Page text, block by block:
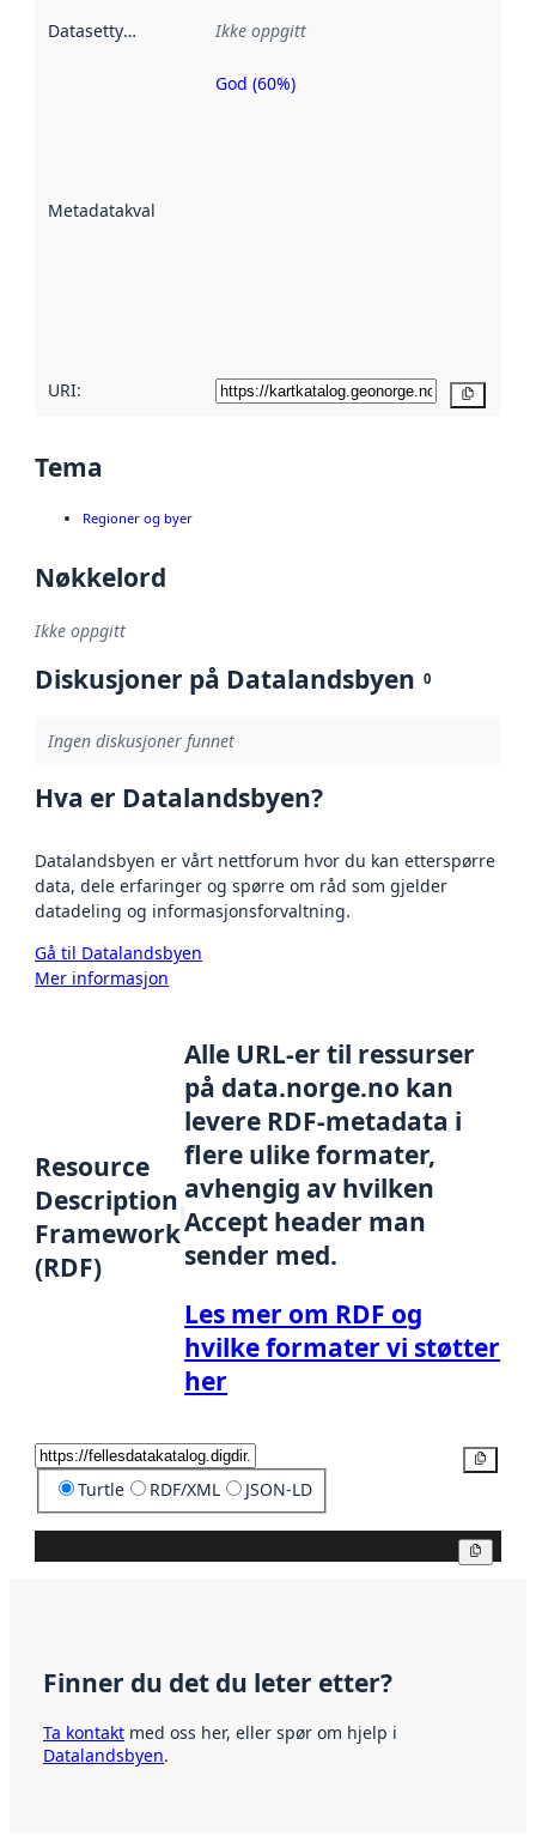
Datasettype Ikke oppgitt
Metadatakvalitet
Metadatakvalitet
God (60%)
URI:
Tema
Regioner og byer
Nøkkelord
Ikke oppgitt
Diskusjoner på Datalandsbyen 0
Ingen diskusjoner funnet
Hva er Datalandsbyen?
Datalandsbyen er vårt nettforum hvor du kan etterspørre
data, dele erfaringer og spørre om råd som gjelder
datadeling og informasjonsforvaltning.
Gå til Datalandsbyen
Mer informasjon
Resource
Description
Framework
(RDF)
Alle URL-er til ressurser
på data.norge.no kan
levere RDF-metadata i
flere ulike formater,
avhengig av hvilken
Accept header man
sender med.
Les mer om RDF og
hvilke formater vi støtter
her
Turtle RDF/XML JSON-LD
Finner du det du leter etter?
Ta kontakt med oss her, eller spør om hjelp i
Datalandsbyen.